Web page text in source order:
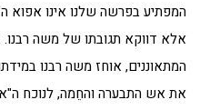
המפתיע בפרשה שלנו אינו אפוא
אלא דווקא תגובתו של משה
המתאוננים, אוחז משה רבנו
את אש התבערה והחֵמה, לנוכח